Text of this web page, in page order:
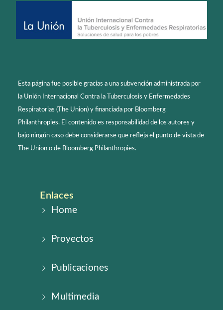
Esta página fue posible gracias a una subvención administrada por
la Unión Internacional Contra la Tuberculosis y Enfermedades
Respiratorias (The Union) y financiada por Bloomberg
Philanthropies. El contenido es responsabilidad de los autores y
bajo ningún caso debe considerarse que refleja el punto de vista de
The Union o de Bloomberg Philanthropies.
Enlaces
Home
Proyectos
Publicaciones
Multimedia